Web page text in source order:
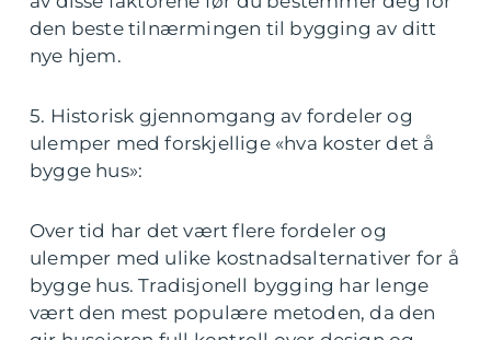
den beste tilnærmingen til bygging av ditt
nye hjem.
5. Historisk gjennomgang av fordeler og
ulemper med forskjellige «hva koster det å
bygge hus»:
Over tid har det vært flere fordeler og
ulemper med ulike kostnadsalternativer for å
bygge hus. Tradisjonell bygging har lenge
vært den mest populære metoden, da den